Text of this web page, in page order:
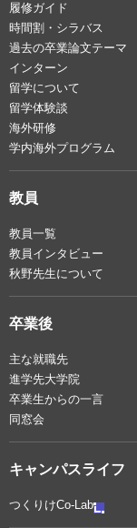
履修ガイド
時間割・シラバス
過去の卒業論文テーマ
インターン
留学について
留学体験談
海外研修
学内海外プログラム
教員
教員一覧
教員インタビュー
秋野先生について
卒業後
主な就職先
進学先大学院
卒業生からの一言
同窓会
キャンパスライフ
つくりけCo-Lab